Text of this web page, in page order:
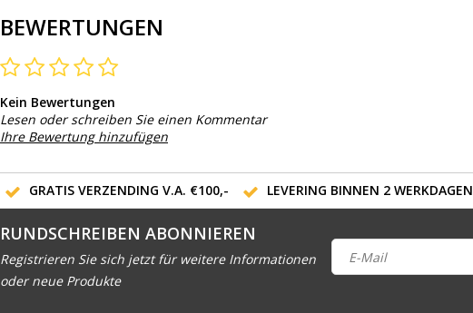
BEWERTUNGEN
Kein Bewertungen
Lesen oder schreiben Sie einen Kommentar
Ihre Bewertung hinzufügen
GRATIS VERZENDING V.A. €100,- LEVERING BINNEN 2 WERKDAGEN
RUNDSCHREIBEN ABONNIEREN
Registrieren Sie sich jetzt für weitere Informationen
oder neue Produkte